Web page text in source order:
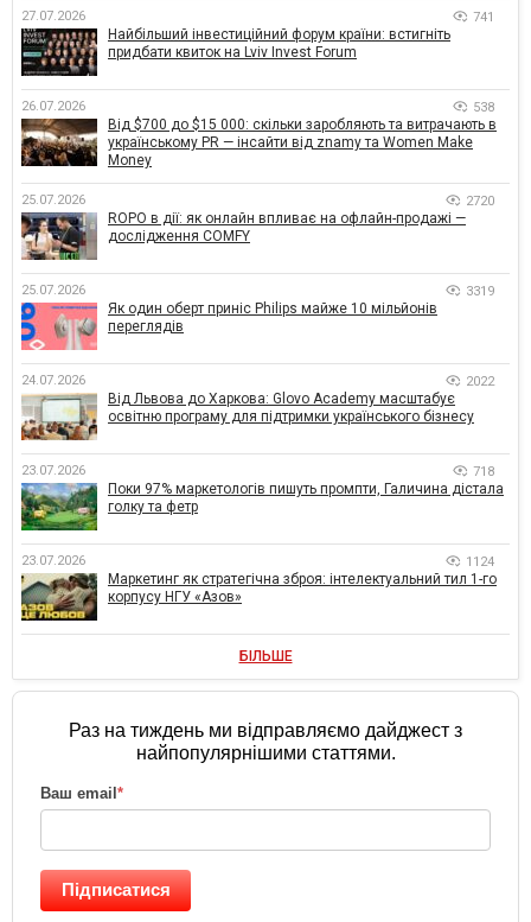
27.07.2026 741
Найбільший інвестиційний форум країни: встигніть
придбати квиток на Lviv Invest Forum
26.07.2026 538
Від $700 до $15 000: скільки заробляють та витрачають в
українському PR — інсайти від znamy та Women Make
Money
25.07.2026 2720
ROPO в дії: як онлайн впливає на офлайн-продажі —
дослідження COMFY
25.07.2026 3319
Як один оберт приніс Philips майже 10 мільйонів
переглядів
24.07.2026 2022
Від Львова до Харкова: Glovo Academy масштабує
освітню програму для підтримки українського бізнесу
23.07.2026 718
Поки 97% маркетологів пишуть промпти, Галичина дістала
голку та фетр
23.07.2026 1124
Маркетинг як стратегічна зброя: інтелектуальний тил 1-го
корпусу НГУ «Азов»
БІЛЬШЕ
Раз на тиждень ми відправляємо дайджест з
найпопулярнішими статтями.
Ваш email *
Підписатися